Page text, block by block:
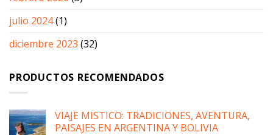
julio 2024(1)
diciembre 2023 (32)
PRODUCTOS RECOMENDADOS
VIAJE MISTICO: TRADICIONES, AVENTURA,
PAISAJES EN ARGENTINA Y BOLIVIA